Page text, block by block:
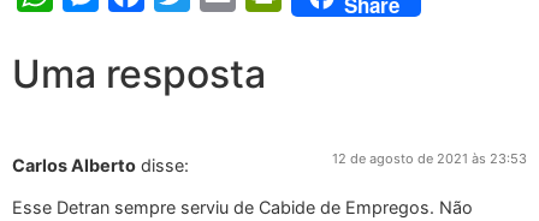
Uma resposta
Carlos Alberto disse: 12 de agosto de 2021 às 23:53
Esse Detran sempre serviu de Cabide de Empregos. Não